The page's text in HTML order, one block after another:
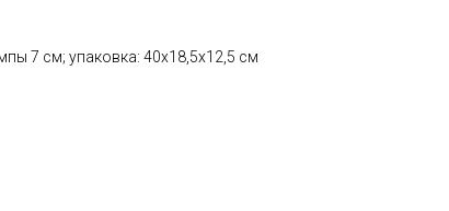
7 см; упаковка: 40х18,5х12,5 см